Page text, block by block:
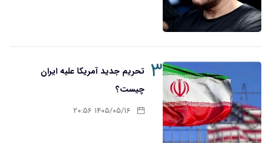
۳ تحریم‌ جدید آمریکا علیه ایران
چیست؟
۱۴۰۵/۰۵/۱۶ ۲۰:۵۶